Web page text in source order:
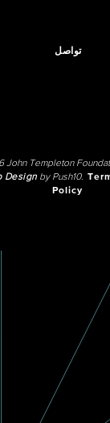
تواصل
John Templeton
Designby Push10.
Policy